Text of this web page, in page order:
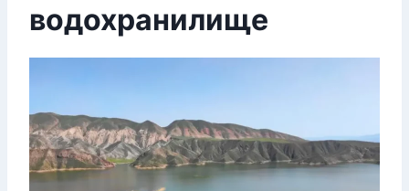
водохранилище